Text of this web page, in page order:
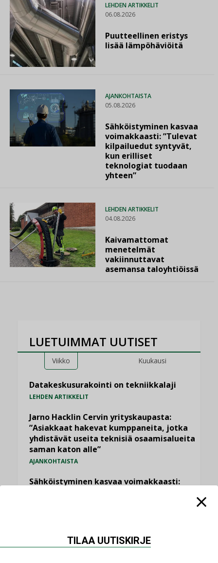
LEHDEN ARTIKKELIT
06.08.2026
Puutteellinen eristys
lisää lämpöhäviöitä
AJANKOHTAISTA
05.08.2026
Sähköistyminen kasvaa
voimakkaasti: ”Tulevat
kilpailuedut syntyvät,
kun erilliset
teknologiat tuodaan
yhteen”
LEHDEN ARTIKKELIT
04.08.2026
Kaivamattomat
menetelmät
vakiinnuttavat
asemansa taloyhtiöissä
LUETUIMMAT UUTISET
Viikko Kuukausi
Datakeskusurakointi on tekniikkalaji
LEHDEN ARTIKKELIT
Jarno Hacklin Cervin yrityskaupasta:
”Asiakkaat hakevat kumppaneita, jotka
yhdistävät useita teknisiä osaamisalueita
saman katon alle”
AJANKOHTAISTA
Sähköistyminen kasvaa voimakkaasti:
Kaivamattomat menetelmät
vakiinnuttavat asemansa taloyhtiöissä
TILAA UUTISKIRJE